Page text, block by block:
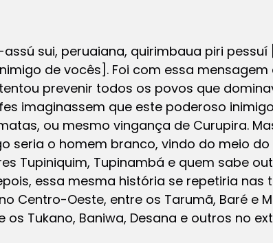
sui, peruaiana, quirimbaua piri pessuí
de vocês]. Foi com essa mensagem
prevenir todos os povos que
imaginassem que este poderoso
ou mesmo vingança de Curupira.
seria o homem branco, vindo do meio
Tupiniquim, Tupinambá e quem sabe
essa mesma história se repetiria nas
Centro-Oeste, entre os Tarumã, Baré e
os Tukano, Baniwa, Desana e outros no